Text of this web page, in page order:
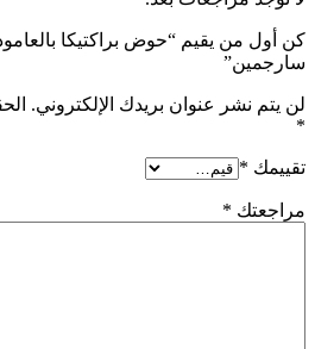
سارجمين”
لن يتم نشر عنوان بريدك الإلكتروني.
*
تقييمك *
مراجعتك *